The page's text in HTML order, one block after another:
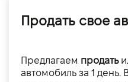
Продать свое
Предлагаем продать
автомобиль за 1 день.